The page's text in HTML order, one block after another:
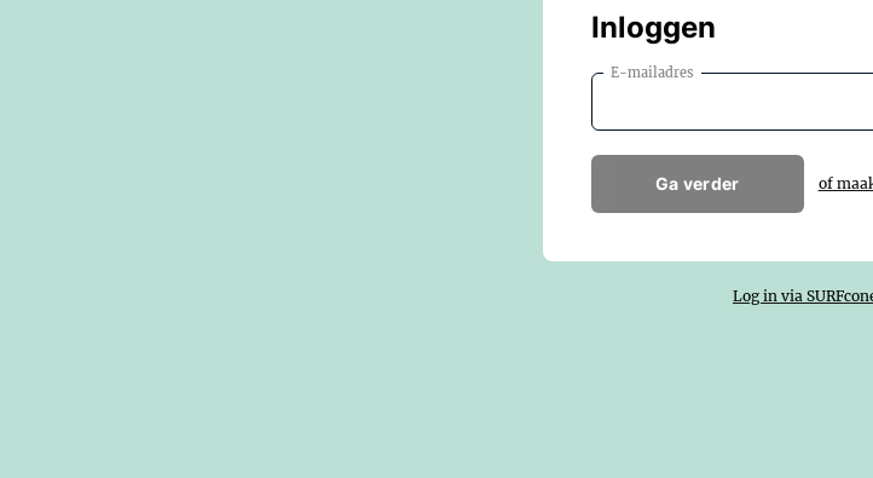
Inloggen
E-mailadres
Ga verder of
Log in via